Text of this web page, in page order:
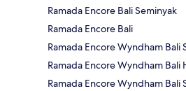
Ramada Encore Bali Seminyak
Ramada Encore Bali
Ramada Encore Wyndham Bali
Ramada Encore Wyndham Bali
Ramada Encore Wyndham Bali